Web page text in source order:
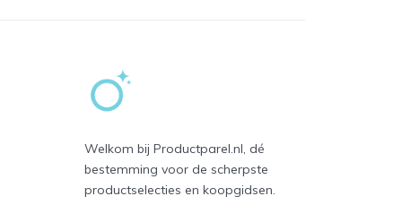
Welkom bij Productparel.nl, dé
bestemming voor de scherpste
productselecties en koopgidsen.